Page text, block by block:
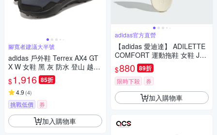
腳寬者建議大半號
adidas 戶外鞋 Terrex AX4 GT
X W 女鞋 黑 灰 防水 登山 越野
郊山 愛迪達 HQ1051
$1,916 85折
4.9 (4)
挑戰低價 券
加入購物車
adidas官方直營
【adidas 愛迪達】 ADILETTE
COMFORT 運動拖鞋 女鞋 JS3
620
$880 89折
限時下殺 券
加入購物車